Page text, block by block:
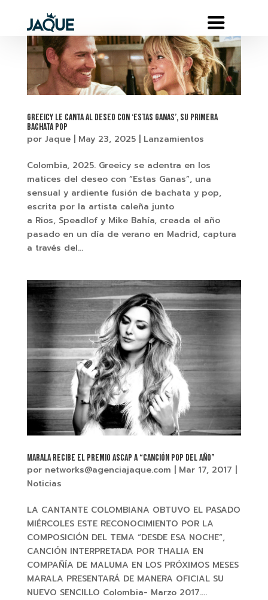
Greeicy le canta al deseo con ‘Estas Ganas’, su primera
bachata pop
por Jaque| May 23, 2025| Lanzamientos
Colombia, 2025. Greeicy se adentra en los
matices del deseo con “Estas Ganas”, una
sensual y ardiente fusión de bachata y pop,
escrita por la artista caleña junto
a Rios, Speadlof y Mike Bahía, creada el año
pasado en un día de verano en Madrid, captura
a través del...
Marala recibe el premio ASCAP a “Canción Pop Del Año”
por networks@agenciajaque.com Mar 17, 2017
Noticias
LA CANTANTE COLOMBIANA OBTUVO EL PASADO
MIÉRCOLES ESTE RECONOCIMIENTO POR LA
COMPOSICIÓN DEL TEMA “DESDE ESA NOCHE”,
CANCIÓN INTERPRETADA POR THALIA EN
COMPAÑÍA DE MALUMA EN LOS PRÓXIMOS MESES
MARALA PRESENTARÁ DE MANERA OFICIAL SU
NUEVO SENCILLO Colombia- Marzo 2017....